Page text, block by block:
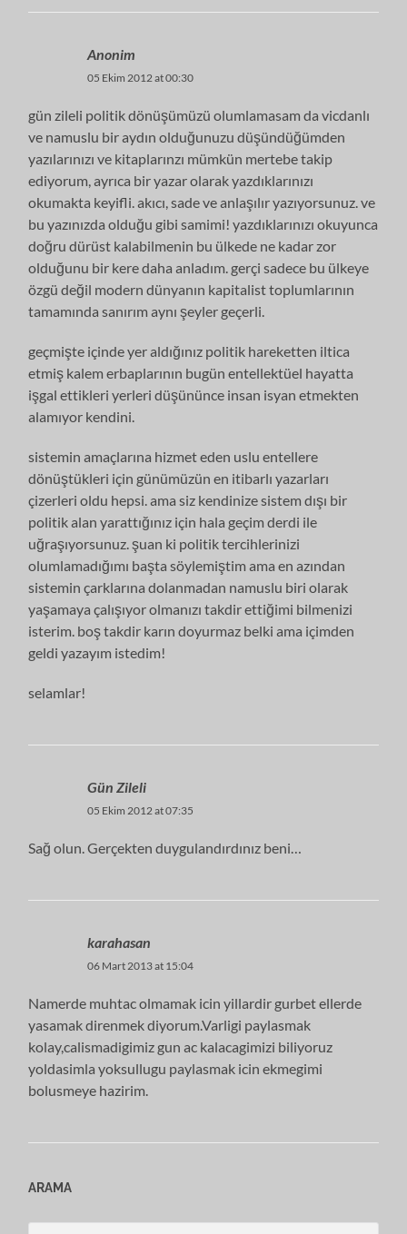
Anonim
05 Ekim 2012 at 00:30
gün zileli politik dönüşümüzü olumlamasam da vicdanlı
ve namuslu bir aydın olduğunuzu düşündüğümden
yazılarınızı ve kitaplarınzı mümkün mertebe takip
ediyorum, ayrıca bir yazar olarak yazdıklarınızı
okumakta keyifli. akıcı, sade ve anlaşılır yazıyorsunuz. ve
bu yazınızda olduğu gibi samimi! yazdıklarınızı okuyunca
doğru dürüst kalabilmenin bu ülkede ne kadar zor
olduğunu bir kere daha anladım. gerçi sadece bu ülkeye
özgü değil modern dünyanın kapitalist toplumlarının
tamamında sanırım aynı şeyler geçerli.
geçmişte içinde yer aldığınız politik hareketten iltica
etmiş kalem erbaplarının bugün entellektüel hayatta
işgal ettikleri yerleri düşününce insan isyan etmekten
alamıyor kendini.
sistemin amaçlarına hizmet eden uslu entellere
dönüştükleri için günümüzün en itibarlı yazarları
çizerleri oldu hepsi. ama siz kendinize sistem dışı bir
politik alan yarattığınız için hala geçim derdi ile
uğraşıyorsunuz. şuan ki politik tercihlerinizi
olumlamadığımı başta söylemiştim ama en azından
sistemin çarklarına dolanmadan namuslu biri olarak
yaşamaya çalışıyor olmanızı takdir ettiğimi bilmenizi
isterim. boş takdir karın doyurmaz belki ama içimden
geldi yazayım istedim!
selamlar!
Gün Zileli
05 Ekim 2012 at 07:35
Sağ olun. Gerçekten duygulandırdınız beni…
karahasan
06 Mart 2013 at 15:04
Namerde muhtac olmamak icin yillardir gurbet ellerde
yasamak direnmek diyorum.Varligi paylasmak
kolay,calismadigimiz gun ac kalacagimizi biliyoruz
yoldasimla yoksullugu paylasmak icin ekmegimi
bolusmeye hazirim.
ARAMA